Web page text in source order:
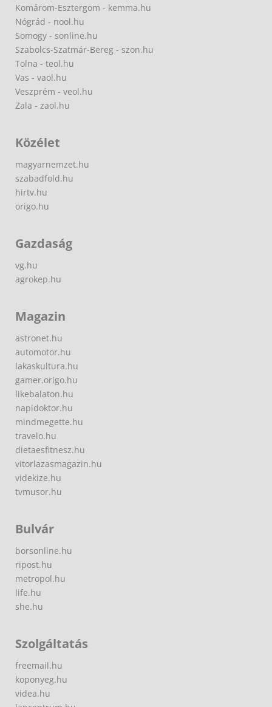
Komárom-Esztergom - kemma.hu
Nógrád - nool.hu
Somogy - sonline.hu
Szabolcs-Szatmár-Bereg - szon.hu
Tolna - teol.hu
Vas - vaol.hu
Veszprém - veol.hu
Zala - zaol.hu
Közélet
magyarnemzet.hu
szabadfold.hu
hirtv.hu
origo.hu
Gazdaság
vg.hu
agrokep.hu
Magazin
astronet.hu
automotor.hu
lakaskultura.hu
gamer.origo.hu
likebalaton.hu
napidoktor.hu
mindmegette.hu
travelo.hu
dietaesfitnesz.hu
vitorlazasmagazin.hu
videkize.hu
tvmusor.hu
Bulvár
borsonline.hu
ripost.hu
metropol.hu
life.hu
she.hu
Szolgáltatás
freemail.hu
koponyeg.hu
videa.hu